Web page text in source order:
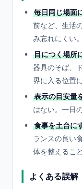
毎日同じ場面
前など、生活
み忘れにくい。
目につく場所
器具のそば、
界に入る位置に
表示の目安量
はない。一日
食事を土台に
ランスの良い
体を整えるこ
よくある誤解